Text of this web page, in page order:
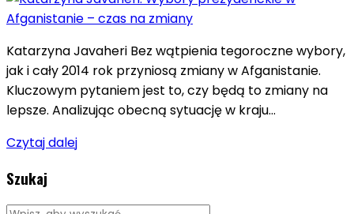
Katarzyna Javaheri Bez wątpienia tegoroczne wybory,
jak i cały 2014 rok przyniosą zmiany w Afganistanie.
Kluczowym pytaniem jest to, czy będą to zmiany na
lepsze. Analizując obecną sytuację w kraju…
Czytaj dalej
Szukaj